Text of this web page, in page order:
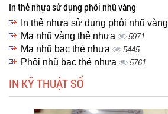
In thẻ nhựa sử dụng phôi nhũ vàng
In thẻ nhựa sử dụng phôi nhũ vàng
Mạ nhũ vàng thẻ nhựa 5971
Mạ nhũ bạc thẻ nhựa 5445
Phôi nhũ bạc thẻ nhựa 5761
IN KỸ THUẬT SỐ